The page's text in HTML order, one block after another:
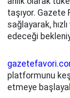
taşıyor. Gazete
sağlayarak,
edeceği
platformunu
etmeye